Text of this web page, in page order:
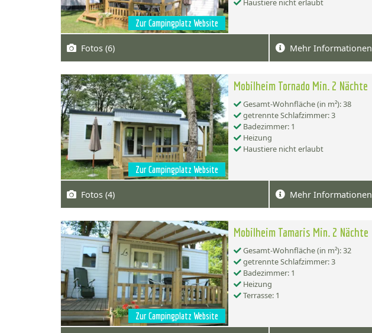
Zur Campingplatz Website
Haustiere nicht erlaubt
Fotos (6) Mehr Informationen
Zur Campingplatz Website
Mobilheim Tornado Min. 2 Nächte
Gesamt-Wohnfläche (in m²): 38
getrennte Schlafzimmer: 3
Badezimmer: 1
Heizung
Haustiere nicht erlaubt
Fotos (4) Mehr Informationen
Zur Campingplatz Website
Mobilheim Tamaris Min. 2 Nächte
Gesamt-Wohnfläche (in m²): 32
getrennte Schlafzimmer: 3
Badezimmer: 1
Heizung
Terrasse: 1